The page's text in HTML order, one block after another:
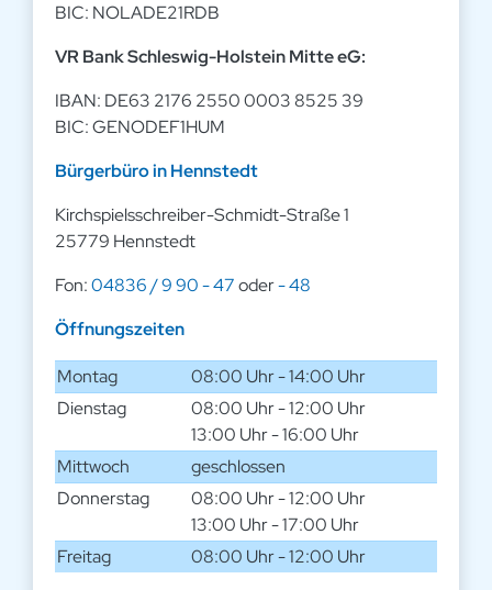
BIC: NOLADE21RDB
VR Bank Schleswig-Holstein Mitte eG:
IBAN: DE63 2176 2550 0003 8525 39
BIC: GENODEF1HUM
Bürgerbüro in Hennstedt
Kirchspielsschreiber-Schmidt-Straße 1
25779 Hennstedt
Fon:04836 / 9 90 - 47oder- 48
Öffnungszeiten
Montag
08:00 Uhr - 14:00 Uhr
Dienstag
08:00 Uhr - 12:00 Uhr
13:00 Uhr - 16:00 Uhr
Mittwoch
geschlossen
Donnerstag
08:00 Uhr - 12:00 Uhr
13:00 Uhr - 17:00 Uhr
Freitag
08:00 Uhr - 12:00 Uhr